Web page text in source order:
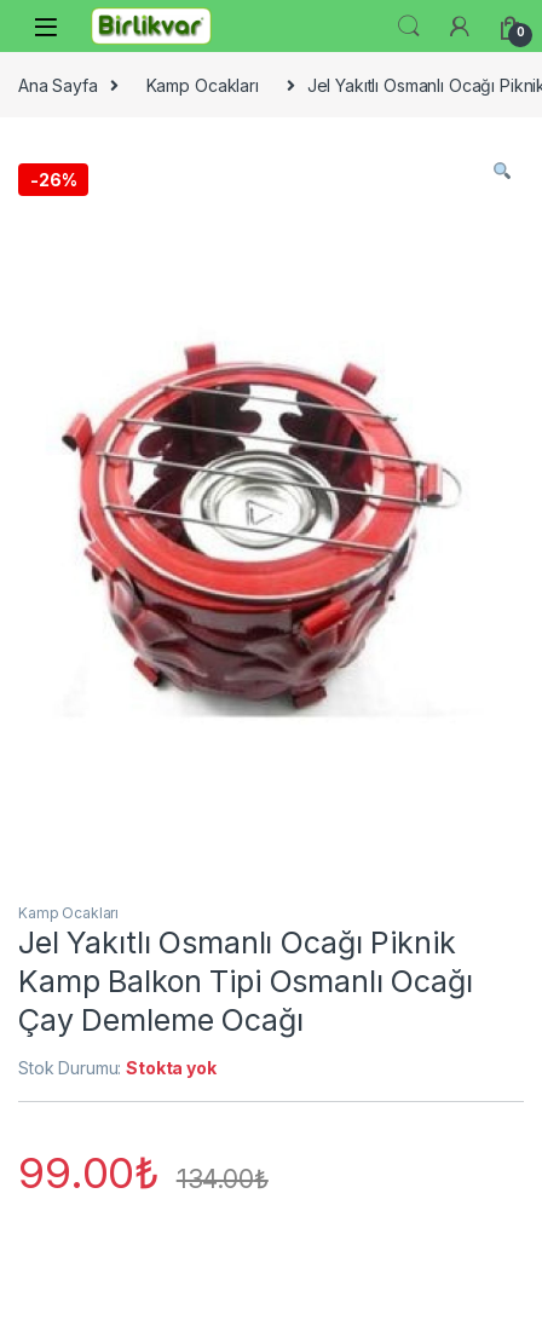
Skip to navigation
Skip to content
0
Ana Sayfa Kamp Ocakları Jel Yakıtlı Osmanlı Ocağı
-26%
Kamp Ocakları
Jel Yakıtlı Osmanlı Ocağı Piknik
Kamp Balkon Tipi Osmanlı Ocağı
Çay Demleme Ocağı
Stok Durumu:Stokta yok
99.00₺ 134.00₺